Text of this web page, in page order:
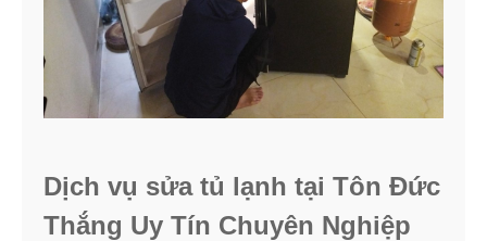
Dịch vụ sửa tủ lạnh tại Tôn Đức
Thắng Uy Tín Chuyên Nghiệp